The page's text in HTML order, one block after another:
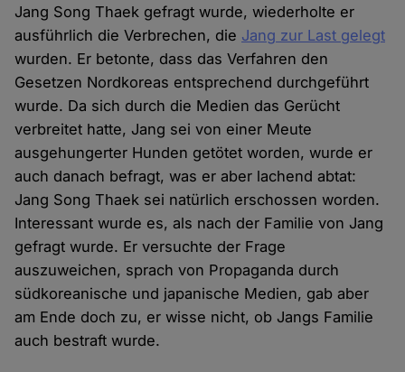
Jang Song Thaek gefragt wurde, wiederholte er
ausführlich die Verbrechen, die Jang zur Last gelegt
wurden. Er betonte, dass das Verfahren den
Gesetzen Nordkoreas entsprechend durchgeführt
wurde. Da sich durch die Medien das Gerücht
verbreitet hatte, Jang sei von einer Meute
ausgehungerter Hunden getötet worden, wurde er
auch danach befragt, was er aber lachend abtat:
Jang Song Thaek sei natürlich erschossen worden.
Interessant wurde es, als nach der Familie von Jang
gefragt wurde. Er versuchte der Frage
auszuweichen, sprach von Propaganda durch
südkoreanische und japanische Medien, gab aber
am Ende doch zu, er wisse nicht, ob Jangs Familie
auch bestraft wurde.